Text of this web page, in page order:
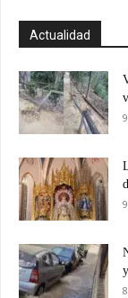
Actualidad